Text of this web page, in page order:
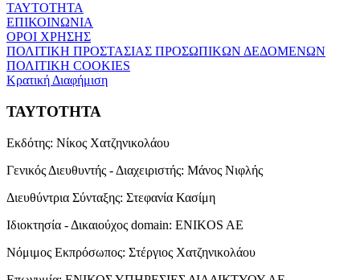
ΤΑΥΤΟΤΗΤΑ
ΕΠΙΚΟΙΝΩΝΙΑ
ΟΡΟΙ ΧΡΗΣΗΣ
ΠΟΛΙΤΙΚΗ ΠΡΟΣΤΑΣΙΑΣ ΠΡΟΣΩΠΙΚΩΝ ΔΕΔΟΜΕΝΩΝ
ΠΟΛΙΤΙΚΗ COOKIES
Κρατική Διαφήμιση
ΤΑΥΤΟΤΗΤΑ
Εκδότης: Νίκος Χατζηνικολάου
Γενικός Διευθυντής - Διαχειριστής: Μάνος Νιφλής
Διευθύντρια Σύνταξης: Στεφανία Κασίμη
Ιδιοκτησία - Δικαιούχος domain: ENIKOS AE
Νόμιμος Εκπρόσωπος: Στέργιος Χατζηνικολάου